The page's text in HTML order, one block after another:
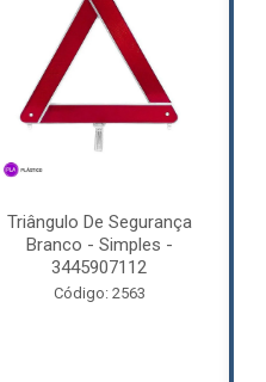
Triângulo De Segurança
Branco - Simples -
3445907112
Código: 2563